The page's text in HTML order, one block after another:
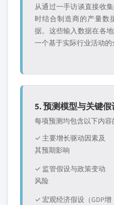
从通过一手访谈直接收
时结合制造商的产量数
据。这些输入数据在各
一个基于实际行业活动的
5. 预测模型与关键假
每项预测均包含以下内容
✓ 主要增长驱动因素及
其预期影响
✓ 监管假设与政策变动
风险
✓ 宏观经济假设（GDP增